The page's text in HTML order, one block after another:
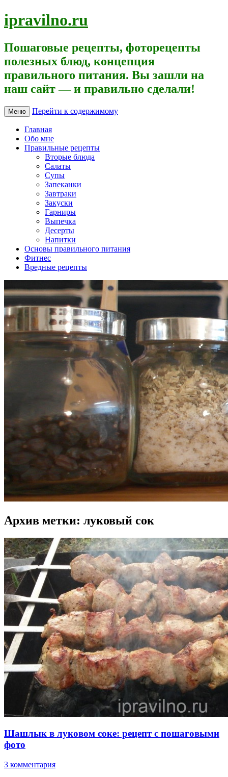
ipravilno.ru
Пошаговые рецепты, фоторецепты
полезных блюд, концепция
правильного питания. Вы зашли на
наш сайт — и правильно сделали!
Меню Перейти к содержимому
Главная
Обо мне
Правильные рецепты
Вторые блюда
Салаты
Супы
Запеканки
Завтраки
Закуски
Гарниры
Выпечка
Десерты
Напитки
Основы правильного питания
Фитнес
Вредные рецепты
Архив метки: луковый сок
Шашлык в луковом соке: рецепт с пошаговыми
фото
3 комментария